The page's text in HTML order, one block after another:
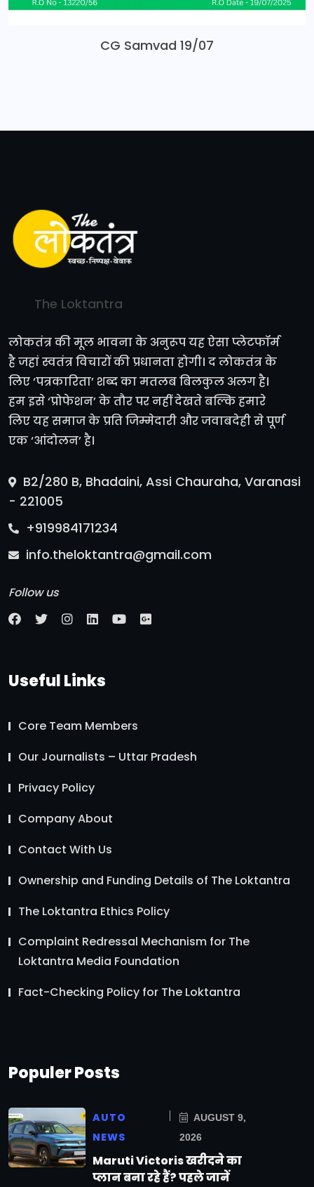
CG Samvad 19/07
The Loktantra
लोकतंत्र की मूल भावना के अनुरूप यह ऐसा प्लेटफॉर्म
है जहां स्वतंत्र विचारों की प्रधानता होगी। द लोकतंत्र के
लिए ‘पत्रकारिता’ शब्द का मतलब बिलकुल अलग है।
हम इसे ‘प्रोफेशन’ के तौर पर नहीं देखते बल्कि हमारे
लिए यह समाज के प्रति जिम्मेदारी और जवाबदेही से पूर्ण
एक ‘आंदोलन’ है।
B2/280 B, Bhadaini, Assi Chauraha, Varanasi
- 221005
+919984171234
info.theloktantra@gmail.com
Follow us
Useful Links
Core Team Members
Our Journalists – Uttar Pradesh
Privacy Policy
Company About
Contact With Us
Ownership and Funding Details of The Loktantra
The Loktantra Ethics Policy
Complaint Redressal Mechanism for The
Loktantra Media Foundation
Fact-Checking Policy for The Loktantra
Populer Posts
AUTO
NEWS
AUGUST 9,
2026
Maruti Victoris खरीदने का
प्लान बना रहे हैं? पहले जानें